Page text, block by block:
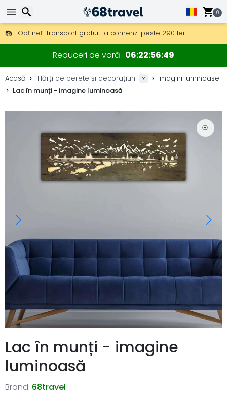
0
Obțineți transport gratuit la comenzi peste 290 lei.
DHL Express peste noapte, de asemenea, disponibil.
30 zile pentru retur, 90 zile pentru hărți din lemn și decorațiuni.
Reduceri de vară 06 22 56 47
Acasă Hărți de perete și decorațiuni
Imagini luminoase
Lac în munți - imagine luminoasă
Lac în munți - imagine
luminoasă
Brand: 68travel
Căutare
Căutare